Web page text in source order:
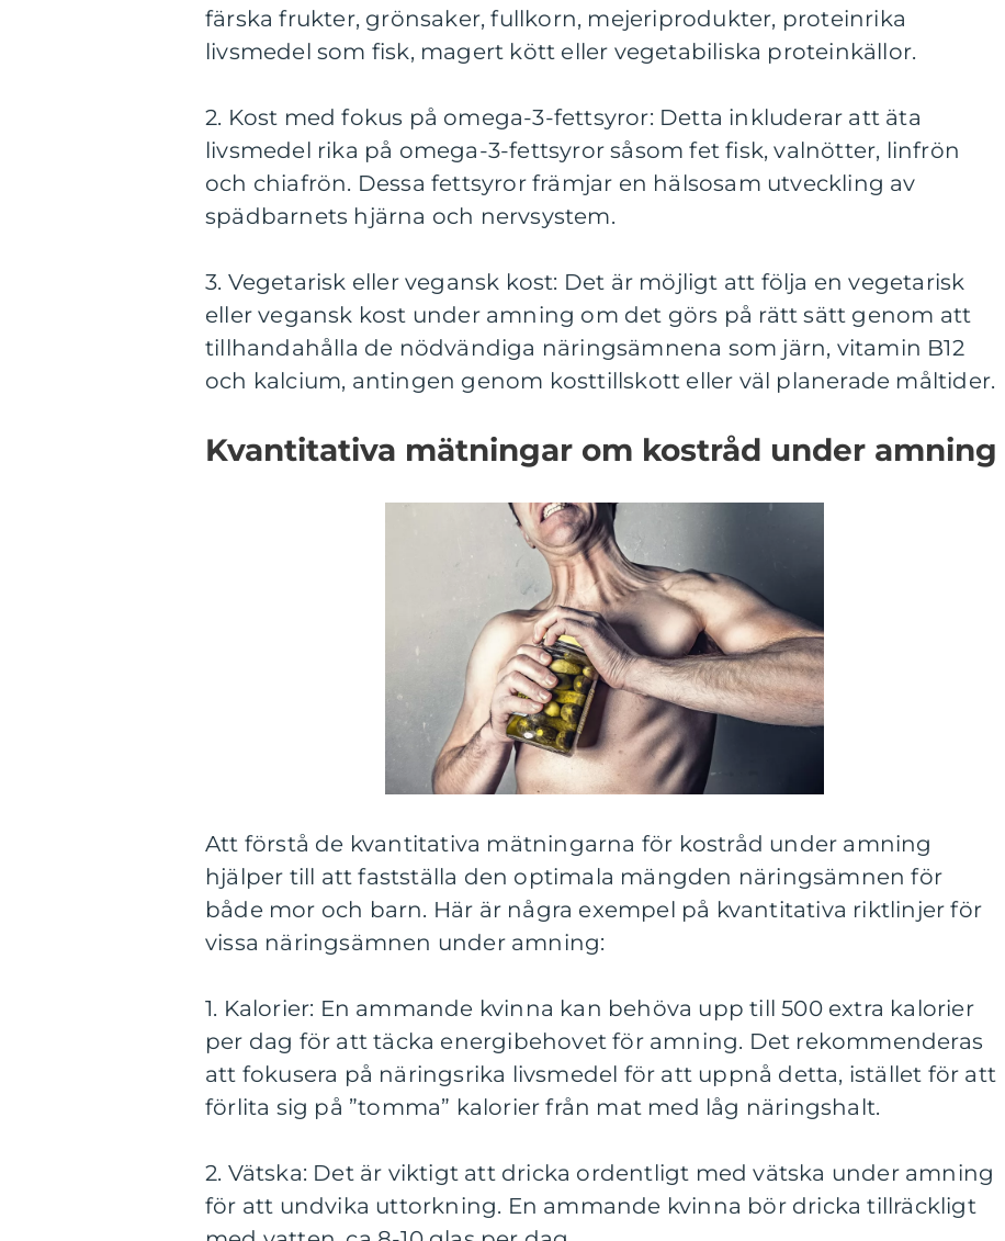
färska frukter, grönsaker, fullkorn, mejeriprodukter, proteinrika
livsmedel som fisk, magert kött eller vegetabiliska proteinkällor.
2. Kost med fokus på omega-3-fettsyror: Detta inkluderar att äta
livsmedel rika på omega-3-fettsyror såsom fet fisk, valnötter, linfrön
och chiafrön. Dessa fettsyror främjar en hälsosam utveckling av
spädbarnets hjärna och nervsystem.
3. Vegetarisk eller vegansk kost: Det är möjligt att följa en vegetarisk
eller vegansk kost under amning om det görs på rätt sätt genom att
tillhandahålla de nödvändiga näringsämnena som järn, vitamin B12
och kalcium, antingen genom kosttillskott eller väl planerade måltider.
Kvantitativa mätningar om kostråd under amning
Att förstå de kvantitativa mätningarna för kostråd under amning
hjälper till att fastställa den optimala mängden näringsämnen för
både mor och barn. Här är några exempel på kvantitativa riktlinjer för
vissa näringsämnen under amning:
1. Kalorier: En ammande kvinna kan behöva upp till 500 extra kalorier
per dag för att täcka energibehovet för amning. Det rekommenderas
att fokusera på näringsrika livsmedel för att uppnå detta, istället för att
förlita sig på ”tomma” kalorier från mat med låg näringshalt.
2. Vätska: Det är viktigt att dricka ordentligt med vätska under amning
för att undvika uttorkning. En ammande kvinna bör dricka tillräckligt